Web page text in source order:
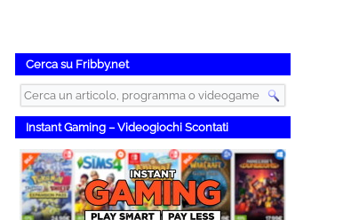
Cerca su Fribby.net
Instant Gaming – Videogiochi Scontati